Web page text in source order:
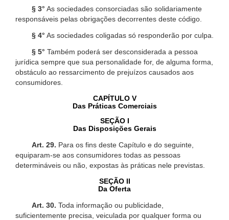
§ 3° As sociedades consorciadas são solidariamente
responsáveis pelas obrigações decorrentes deste código.
§ 4° As sociedades coligadas só responderão por culpa.
§ 5° Também poderá ser desconsiderada a pessoa
jurídica sempre que sua personalidade for, de alguma forma,
obstáculo ao ressarcimento de prejuízos causados aos
consumidores.
CAPÍTULO V
Das Práticas Comerciais
SEÇÃO I
Das Disposições Gerais
Art. 29. Para os fins deste Capítulo e do seguinte,
equiparam-se aos consumidores todas as pessoas
determináveis ou não, expostas às práticas nele previstas.
SEÇÃO II
Da Oferta
Art. 30. Toda informação ou publicidade,
suficientemente precisa, veiculada por qualquer forma ou